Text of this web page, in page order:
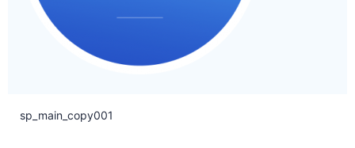
sp_main_copy001